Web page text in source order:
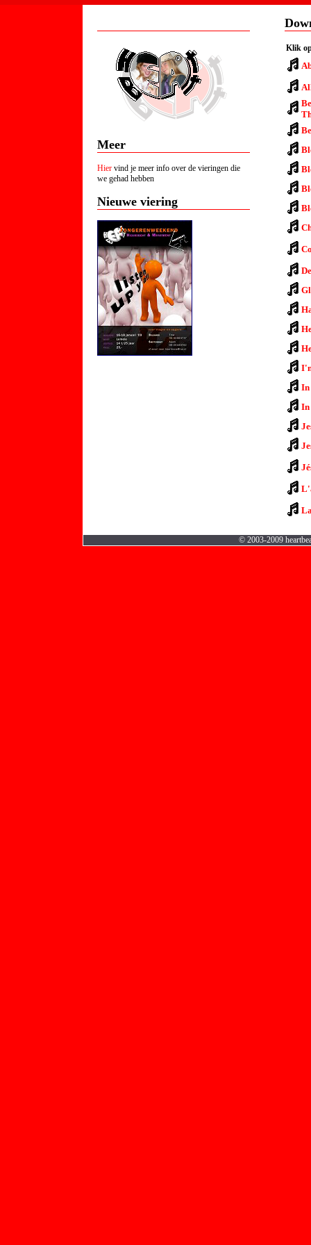
Klik
In
In
Meer
Hier vind je meer info over de vieringen die
we gehad hebben
Nieuwe viering
© 2003-2009